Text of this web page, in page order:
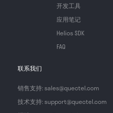
开发工具
应用笔记
Helios SDK
FAQ
联系我们
销售支持: sales@quectel.com
技术支持: support@quectel.com